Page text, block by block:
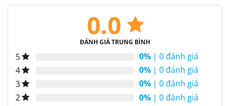
0.0
ĐÁNH GIÁ TRUNG BÌNH
5 0% | 0 đánh giá
4
0% | 0 đánh giá
3
0% | 0 đánh giá
2
0% | 0 đánh giá